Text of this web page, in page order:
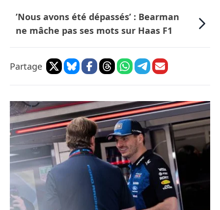
’Nous avons été dépassés’ : Bearman
ne mâche pas ses mots sur Haas F1
Partage